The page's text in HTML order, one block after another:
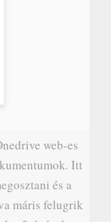
web-es
Itt
és a
máris felugrik